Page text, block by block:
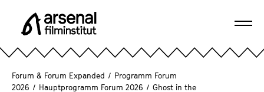
e r
s
e
Forum & Forum Expanded / Programm Forum
2026 / Hauptprogramm Forum 2026 / Ghost in the